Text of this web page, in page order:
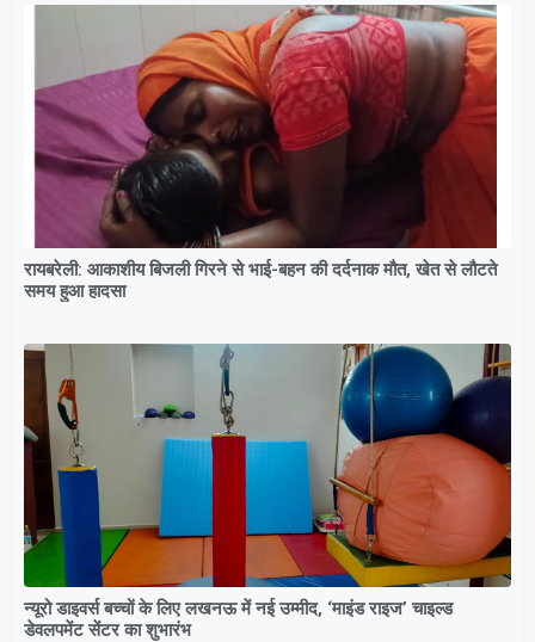
रायबरेली: आकाशीय बिजली गिरने से भाई-बहन की दर्दनाक मौत, खेत से लौटते
समय हुआ हादसा
न्यूरो डाइवर्स बच्चों के लिए लखनऊ में नई उम्मीद, ‘माइंड राइज’ चाइल्ड
डेवलपमेंट सेंटर का शुभारंभ